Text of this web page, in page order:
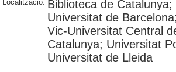
Localització: Biblioteca de
Universitat de
Vic-Universitat Central
Catalunya; Universitat
Universitat de Lleida